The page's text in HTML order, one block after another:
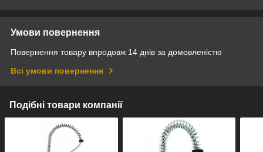
Умови повернення
Повернення товару впродовж 14 днів за домовленістю
Всі умови повернення
Подібні товари компанії